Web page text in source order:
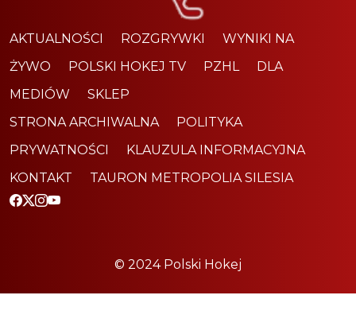
AKTUALNOŚCI ROZGRYWKI
WYNIKI NA
ŻYWO
POLSKI HOKEJ TV PZHL
DLA
MEDIÓW
SKLEP
STRONA ARCHIWALNA
POLITYKA
PRYWATNOŚCI
KLAUZULA INFORMACYJNA
KONTAKT
TAURON METROPOLIA SILESIA
© 2024 Polski Hokej